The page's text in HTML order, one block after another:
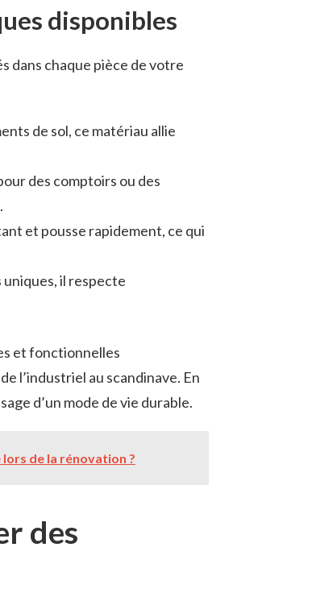
disponibles
dans chaque pièce de votre
de sol, ce matériau allie
des comptoirs ou des
et pousse rapidement, ce qui
il respecte
et fonctionnelles
l’industriel au scandinave. En
d’un mode de vie durable.
de la rénovation ?
des